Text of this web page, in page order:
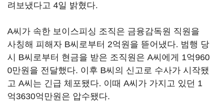
려보냈다고 4일 밝혔다.
A씨가 속한 보이스피싱 조직은 금융감독원 직원을
사칭해 피해자 B씨로부터 2억원을 뜯어냈다. 범행 당
시 B씨로부터 현금을 받은 조직원은 A씨에게 1억960
0만원을 전달했다. 이후 B씨의 신고로 수사가 시작됐
고 A씨는 긴급 체포됐다. 이때 A씨가 가지고 있던 1
억3630억만원은 압수됐다.